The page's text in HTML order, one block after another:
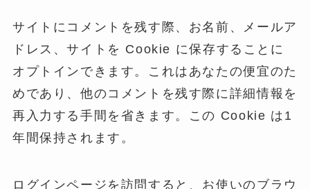
サイトにコメントを残す際、お名前、メールア
ドレス、サイトを Cookie に保存することに
オプトインできます。これはあなたの便宜のた
めであり、他のコメントを残す際に詳細情報を
再入力する手間を省きます。この Cookie は1
年間保持されます。
ログインページを訪問すると、お使いのブラウ